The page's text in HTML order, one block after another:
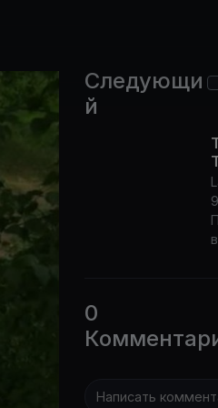
Следующи
й
в
0